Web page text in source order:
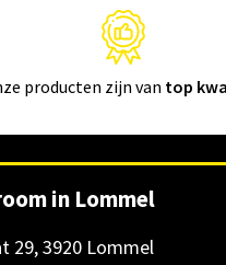
producten zijn van top
in Lommel
29, 3920 Lommel